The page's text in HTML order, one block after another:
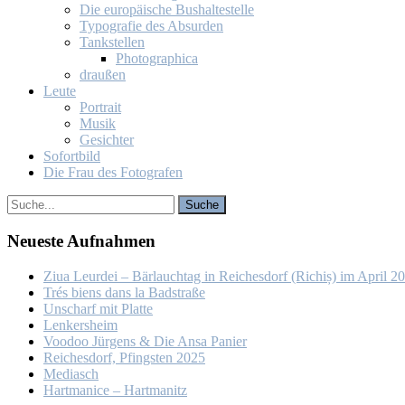
Die eu­ro­päi­sche Bus­hal­te­stel­le
Ty­po­gra­fie des Ab­sur­den
Tank­stel­len
Pho­to­gra­phi­ca
drau­ßen
Leu­te
Por­trait
Mu­sik
Ge­sich­ter
So­fort­bild
Die Frau des Fo­to­gra­fen
Neu­es­te Auf­nah­men
Ziua Leur­dei – Bär­lauch­tag in Rei­ches­dorf (Ri­chiș) im April
Trés biens dans la Bad­stra­ße
Un­scharf mit Plat­te
Len­kers­heim
Voo­doo Jür­gens & Die An­sa Pa­nier
Rei­ches­dorf, Pfings­ten 2025
Me­dia­sch
Hart­ma­nice – Hart­ma­nitz